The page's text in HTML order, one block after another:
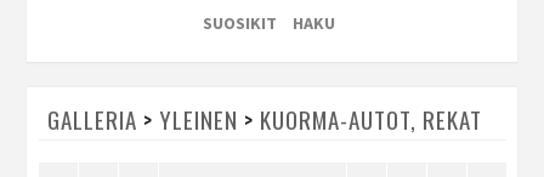
SUOSIKIT
HAKU
GALLERIA > YLEINEN > KUORMA-AUTOT, REKAT